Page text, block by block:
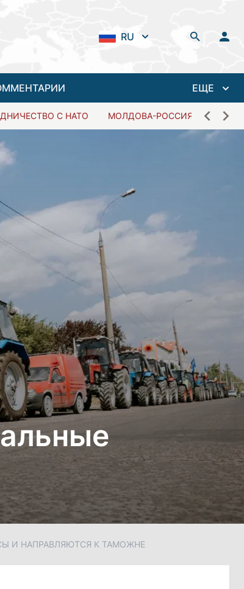
RU
ЕЩЕ
С НАТО МОЛДОВА-РОССИЯ
И НАПРАВЛЯЮТСЯ К ТАМОЖНЕ